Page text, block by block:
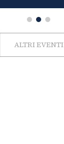
ALTRI EVENTI